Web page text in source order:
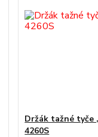
Držák tažné tyče
4260S